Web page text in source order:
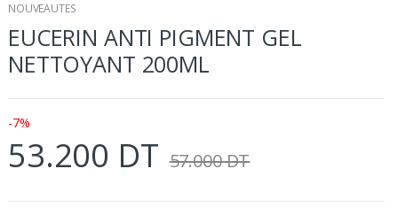
NOUVEAUTES
EUCERIN ANTI PIGMENT GEL
NETTOYANT 200ML
-7%
53.200 DT 57.000 DT